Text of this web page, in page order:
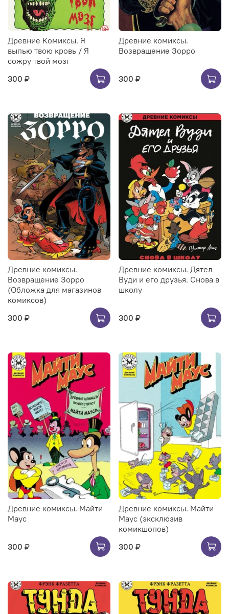
Древние Комиксы. Я
выпью твою кровь / Я
сожру твой мозг
300 ₽
Древние комиксы.
Возвращение Зорро
300 ₽
Древние комиксы.
Возвращение Зорро
(Обложка для магазинов
комиксов)
300 ₽
Древние комиксы. Дятел
Вуди и его друзья. Снова в
школу
300 ₽
Древние комиксы. Майти
Маус
300 ₽
Древние комиксы. Майти
Маус (эксклюзив
комикшопов)
300 ₽